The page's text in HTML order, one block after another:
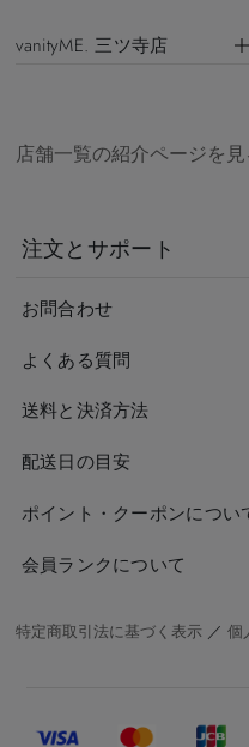
vanityME. 三ツ寺店
店舗一覧の紹介ページを見
注文とサポート
お問合わせ
よくある質問
送料と決済方法
配送日の目安
ポイント・クーポンについ
会員ランクについて
特定商取引法に基づく表示 ／個